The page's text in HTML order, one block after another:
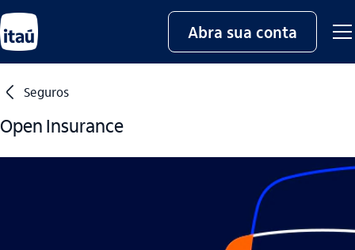
Abra sua conta
seta_esquerda Seguros
Open Insurance